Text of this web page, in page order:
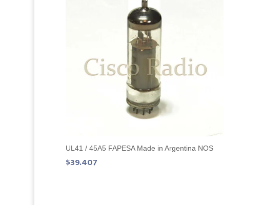
UL41 / 45A5 FAPESA Made in Argentina NOS
$39.407